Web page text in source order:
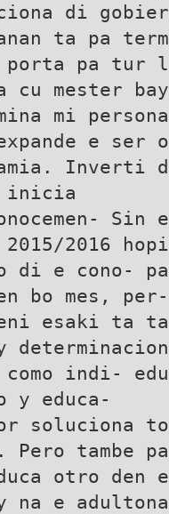
di
ta pa
pa tur
mester
mi
e ser
Inverti
inicia
2016 hopi
di e cono-
bo mes, per-
esaki ta
determinacion
como indi-
y educa-
soluciona
Pero tambe
otro den
na e